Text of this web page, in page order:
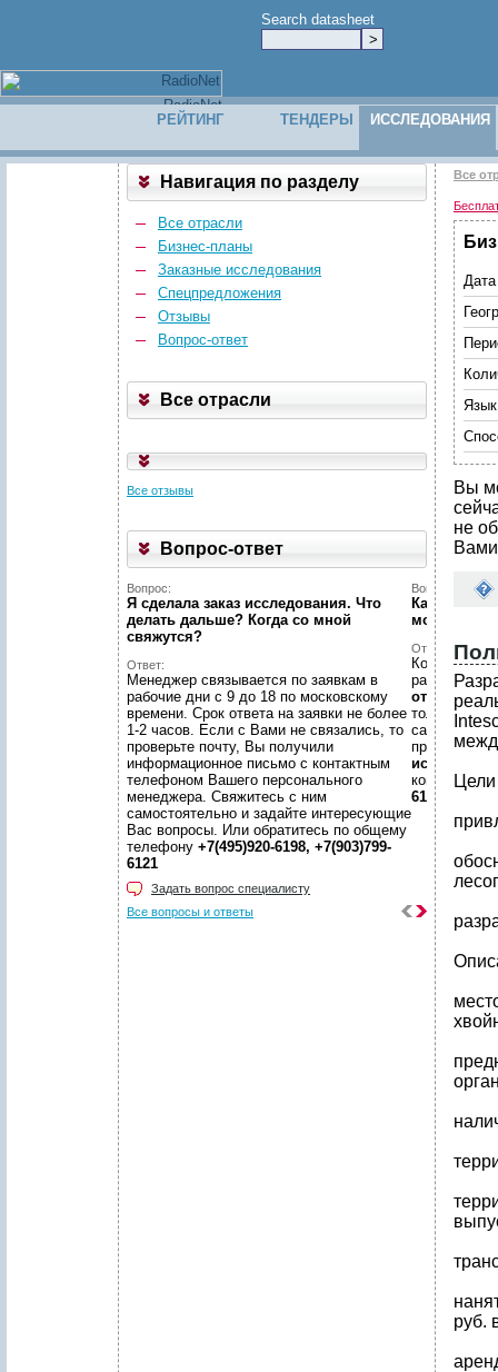
Search datasheet
РЕЙТИНГ ТЕНДЕРЫ ИССЛЕДОВАНИЯ
Навигация по разделу
Все отрасли
Бизнес-планы
Заказные исследования
Спецпредложения
Отзывы
Вопрос-ответ
Все отрасли
Все отзывы
Вопрос-ответ
Вопрос:
Я сделала заказ исследования. Что
делать дальше? Когда со мной
свяжутся?
Ответ:
Менеджер связывается по заявкам в
рабочие дни с 9 до 18 по московскому
времени. Срок ответа на заявки не более
1-2 часов. Если с Вами не связались, то
проверьте почту, Вы получили
информационное письмо с контактным
телефоном Вашего персонального
менеджера. Свяжитесь с ним
самостоятельно и задайте интересующие
Вас вопросы. Или обратитесь по общему
телефону +7(495)920-6198, +7(903)799-
6121
Вопрос:
Как найти
можете
Ответ:
Конечно
размещено
отчетов,
только
самой
предложить
6198,
Задать вопрос специалисту
Все вопросы и ответы
Все
Вы
не
руб.